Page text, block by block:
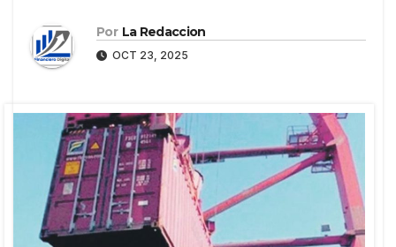
Por La Redaccion
OCT 23, 2025